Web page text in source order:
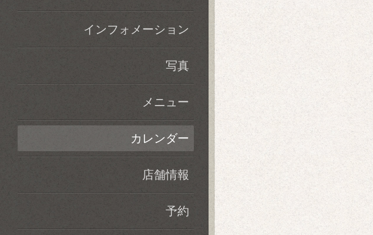
インフォメーション
写真
メニュー
カレンダー
店舗情報
予約